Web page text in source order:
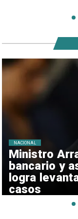
Ministro
bancario y
logra
casos
NACIONAL